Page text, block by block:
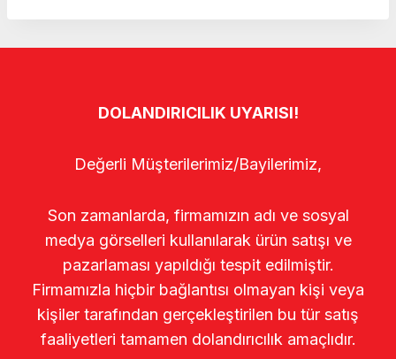
DOLANDIRICILIK UYARISI!
Değerli Müşterilerimiz/Bayilerimiz,
Son zamanlarda, firmamızın adı ve sosyal
medya görselleri kullanılarak ürün satışı ve
pazarlaması yapıldığı tespit edilmiştir.
Firmamızla hiçbir bağlantısı olmayan kişi veya
kişiler tarafından gerçekleştirilen bu tür satış
faaliyetleri tamamen dolandırıcılık amaçlıdır.